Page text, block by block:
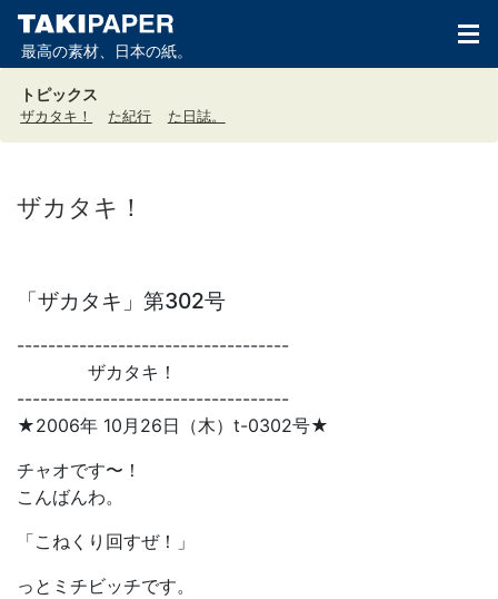
最高の素材、日本の紙。
トピックス
ザカタキ！ た紀行 た日誌。
ザカタキ！
「ザカタキ」第302号
-----------------------------------
ザカタキ！
-----------------------------------
★2006年 10月26日（木）t-0302号★
チャオです〜！
こんばんわ。
「こねくり回すぜ！」
っとミチビッチです。